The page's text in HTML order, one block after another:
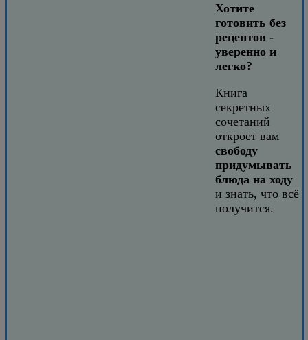
Хотите
готовить без
рецептов -
уверенно и
легко?
Книга
секретных
сочетаний
откроет вам
свободу
придумывать
блюда на ходу
и знать, что всё
получится.